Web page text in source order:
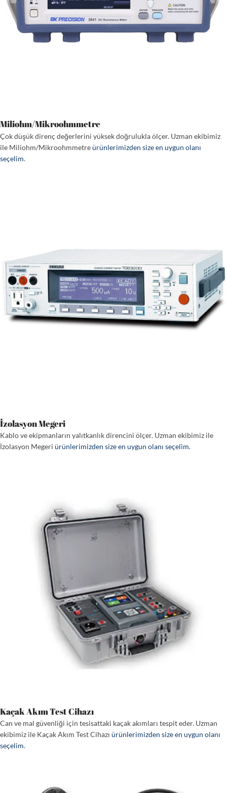
Miliohm/Mikroohmmetre
Çok düşük direnç değerlerini yüksek doğrulukla ölçer. Uzman ekibimiz
ile Miliohm/Mikroohmmetreürünlerimizden size en uygun olanı
seçelim.
İzolasyon Megeri
Kablo ve ekipmanların yalıtkanlık direncini ölçer. Uzman ekibimiz ile
İzolasyon Megeri ürünlerimizden size en uygun olanı seçelim.
Kaçak Akım Test Cihazı
Can ve mal güvenliği için tesisattaki kaçak akımları tespit eder. Uzman
ekibimiz ile Kaçak Akım Test Cihazı ürünlerimizden size en uygun olanı
seçelim.